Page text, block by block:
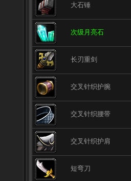
大石锤
次级月亮石
长刃重剑
交叉针织护腕
交叉针织腰带
交叉针织护肩
短弯刀